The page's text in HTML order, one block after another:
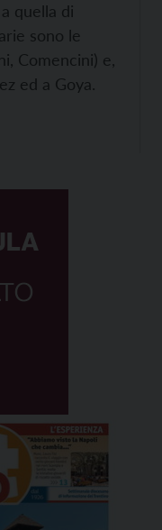
quella di
sono le
Comencini) e,
ed a Goya.